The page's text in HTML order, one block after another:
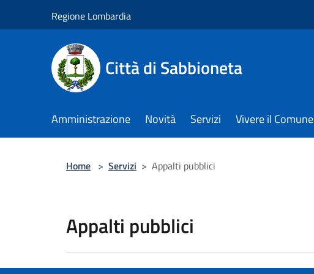
Regione Lombardia
Città di Sabbioneta
Amministrazione Novità Servizi Vivere il Comune
Home > Servizi > Appalti pubblici
Appalti pubblici